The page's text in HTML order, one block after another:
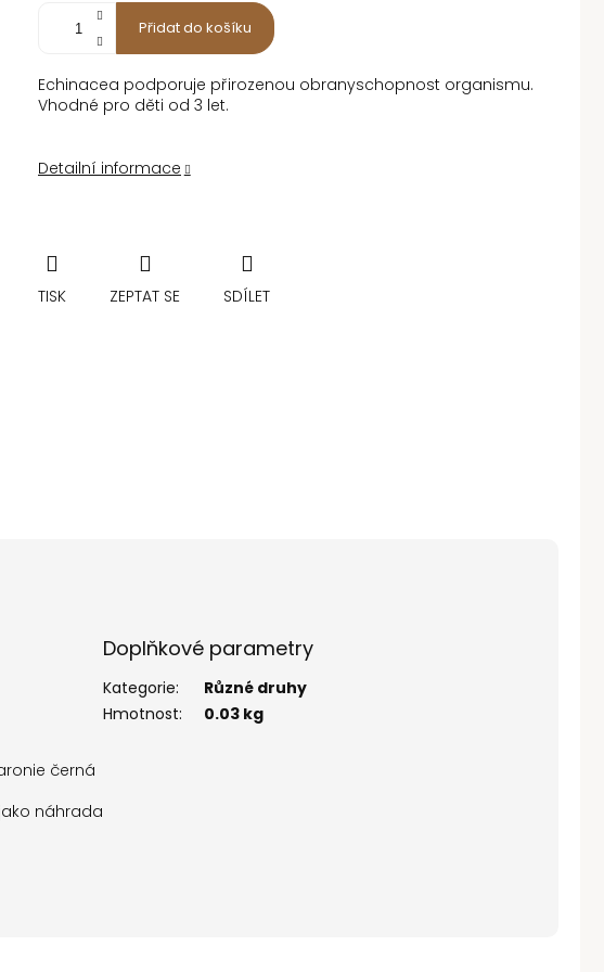
Přidat do košíku
Echinacea podporuje přirozenou obranyschopnost organismu.
Vhodné pro děti od 3 let.
Detailní informace
TISK ZEPTAT SE SDÍLET
černá
náhrada
Doplňkové parametry
Kategorie:
Různé druhy
Hmotnost: 0.03 kg